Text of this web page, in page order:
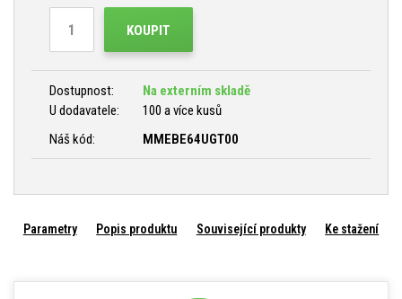
KOUPIT
Dostupnost:
Na externím skladě
U dodavatele:
100 a více kusů
Náš kód:
MMEBE64UGT00
Parametry Popis produktu Související produkty Ke stažení